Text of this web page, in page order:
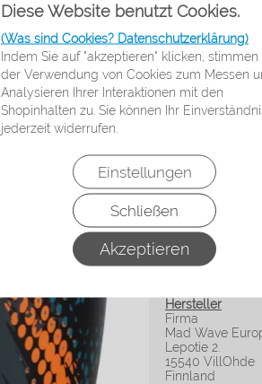
Diese Website benutzt Cookies.
(Was sind Cookies? Datenschutzerklärung)
Indem Sie auf "akzeptieren" klicken, stimmen
der Verwendung von Cookies zum Messen
Analysieren Ihrer Interaktionen mit den
Shopinhalten zu. Sie können Ihr
jederzeit widerrufen.
Einstellungen
Schließen
Akzeptieren
Mad Wave
Diese Hosen
ersten
Die Revolution
Gewebestruktur
Geschwindigkeit.
Die
Tragekomfort
Schwimmers
Die Revolution
internationale
Features
- Flache Nähte
- Leichte
- Silikonbänder
- World
Material:
Obermaterial:
Futter: 90 %
Hersteller
Firma
Mad Wave
Lepotie 2.
15540 VillOhde
Finnland